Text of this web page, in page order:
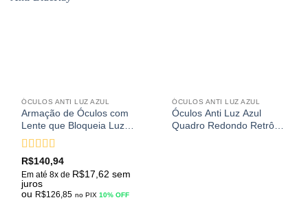
ÓCULOS ANTI LUZ AZUL
Armação de Óculos com
Lente que Bloqueia Luz
Azul Anti-BlueRay
Avaliação
3de 5
R$140,94
Em até 8x de R$17,62 sem
juros
ou R$126,85 no PIX10% OFF
ÓCULOS ANTI LUZ AZUL
Óculos Anti Luz Azul
Quadro Redondo Retrô